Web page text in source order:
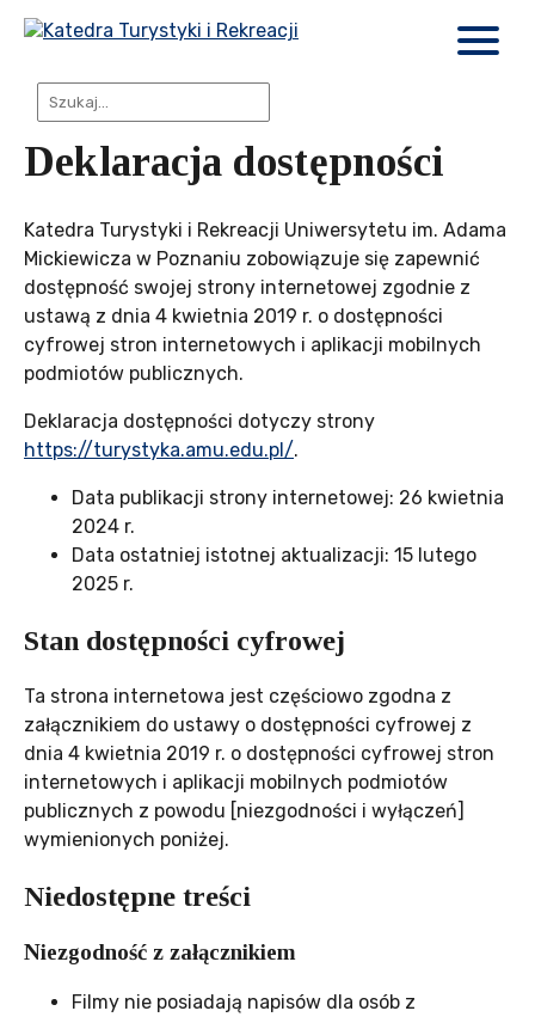
Deklaracja dostępności
Katedra Turystyki i Rekreacji Uniwersytetu im. Adama
Mickiewicza w Poznaniu zobowiązuje się zapewnić
dostępność swojej strony internetowej zgodnie z
ustawą z dnia 4 kwietnia 2019 r. o dostępności
cyfrowej stron internetowych i aplikacji mobilnych
podmiotów publicznych.
Deklaracja dostępności dotyczy strony
https://turystyka.amu.edu.pl/.
Data publikacji strony internetowej: 26 kwietnia
2024 r.
Data ostatniej istotnej aktualizacji: 15 lutego
2025 r.
Stan dostępności cyfrowej
Ta strona internetowa jest częściowo zgodna z
załącznikiem do ustawy o dostępności cyfrowej z
dnia 4 kwietnia 2019 r. o dostępności cyfrowej stron
internetowych i aplikacji mobilnych podmiotów
publicznych z powodu [niezgodności i wyłączeń]
wymienionych poniżej.
Niedostępne treści
Niezgodność z załącznikiem
Filmy nie posiadają napisów dla osób z